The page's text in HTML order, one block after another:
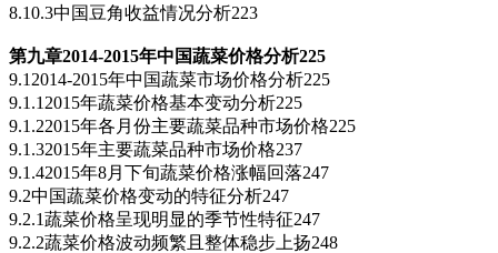
8.10.3中国豆角收益情况分析223
第九章2014-2015年中国蔬菜价格分析225
9.12014-2015年中国蔬菜市场价格分析225
9.1.12015年蔬菜价格基本变动分析225
9.1.22015年各月份主要蔬菜品种市场价格225
9.1.32015年主要蔬菜品种市场价格237
9.1.42015年8月下旬蔬菜价格涨幅回落247
9.2中国蔬菜价格变动的特征分析247
9.2.1蔬菜价格呈现明显的季节性特征247
9.2.2蔬菜价格波动频繁且整体稳步上扬248